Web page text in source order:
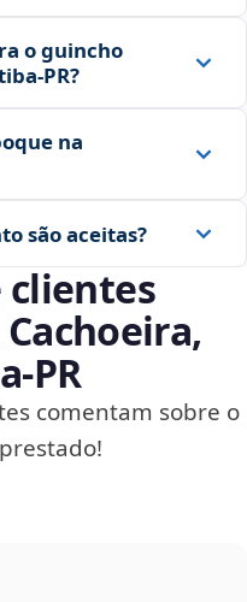
o guincho
na
são aceitas?
clientes
comentam sobre o